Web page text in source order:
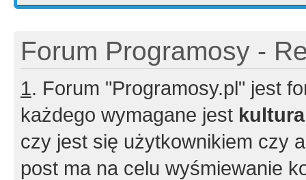
Forum Programosy -
1. Forum "Programosy.pl" jest
każdego wymagane jest
czy jest się użytkownikiem czy
post ma na celu wyśmiewanie